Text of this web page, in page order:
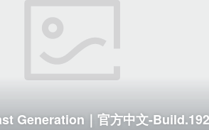
Generation｜官方中文-